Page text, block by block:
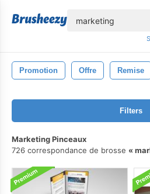
Promotion Offre Remise
Filters
Marketing Pinceaux
726 correspondance de brosse